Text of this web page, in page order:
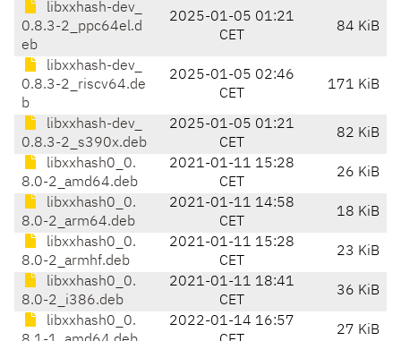
libxxhash-dev_
0.8.3-2_ppc64el.d
eb
2025-01-05 01:21
CET
84 KiB
libxxhash-dev_
0.8.3-2_riscv64.de
b
2025-01-05 02:46
CET
171 KiB
libxxhash-dev_
0.8.3-2_s390x.deb
2025-01-05 01:21
CET
82 KiB
libxxhash0_0.
8.0-2_amd64.deb
2021-01-11 15:28
CET
26 KiB
libxxhash0_0.
8.0-2_arm64.deb
2021-01-11 14:58
CET
18 KiB
libxxhash0_0.
8.0-2_armhf.deb
2021-01-11 15:28
CET
23 KiB
libxxhash0_0.
8.0-2_i386.deb
2021-01-11 18:41
CET
36 KiB
libxxhash0_0.
2022-01-14 16:57
27 KiB